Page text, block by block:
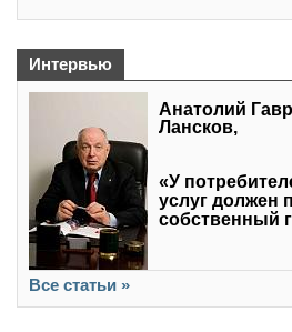
Интервью
Анатолий
Лансков,
«У
услуг должен
собственный
Все статьи »